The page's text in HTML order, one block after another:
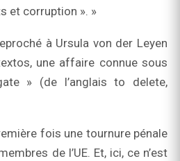
et corruption ». »
à Ursula von der Leyen
une affaire connue sous
» (de l’anglais to delete,
fois une tournure pénale
de l’UE. Et, ici, ce n’est